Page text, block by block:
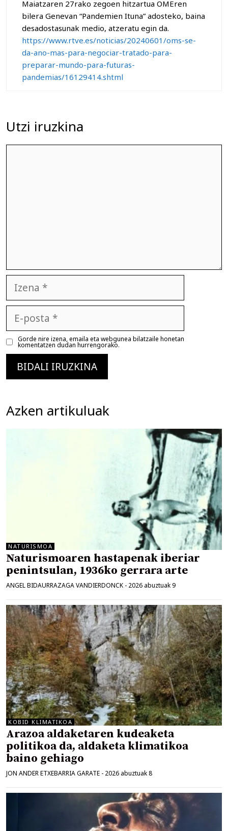
Maiatzaren 27rako zegoen hitzartua OMEren
bilera Genevan “Pandemien Ituna” adosteko, baina
desadostasunak medio, atzeratu egin da.
https://www.rtve.es/noticias/20240601/oms-se-
da-ano-mas-para-negociar-tratado-para-
preparar-mundo-para-futuras-
pandemias/16129414.shtml
Utzi iruzkina
posta
Gorde nire izena, emaila eta webgunea bilatzaile honetan
komentatzen dudan hurrengorako.
Azken artikuluak
NATURISMOA
Naturismoaren hastapenak iberiar
penintsulan, 1936ko gerrara arte
ANGEL BIDAURRAZAGA VANDIERDONCK - 2026 abuztuak 9
KOBID KLIMATIKOA
Arazoa aldaketaren kudeaketa
politikoa da, aldaketa klimatikoa
baino gehiago
JON ANDER ETXEBARRIA GARATE - 2026 abuztuak 8